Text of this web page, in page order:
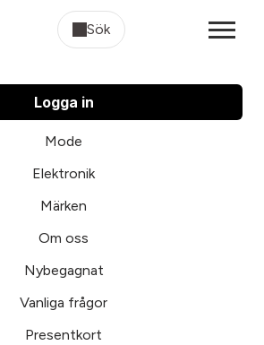
Sök
Logga in
Mode
Elektronik
Märken
Om oss
Nybegagnat
Vanliga frågor
Presentkort